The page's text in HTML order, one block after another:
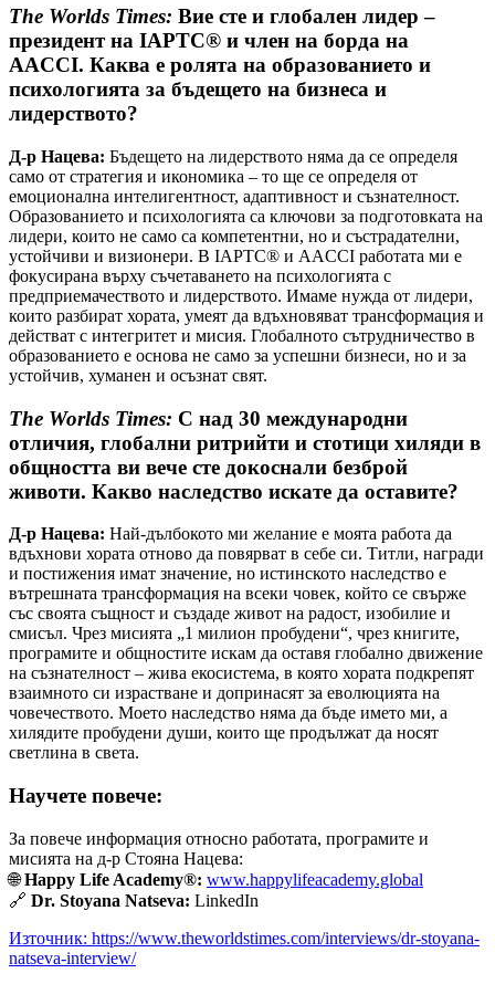
The Worlds Times: Вие сте и глобален лидер –
президент на IAPTC® и член на борда на
AACCI. Каква е ролята на образованието и
психологията за бъдещето на бизнеса и
лидерството?
Д-р Нацева: Бъдещето на лидерството няма да се определя
само от стратегия и икономика – то ще се определя от
емоционална интелигентност, адаптивност и съзнателност.
Образованието и психологията са ключови за подготовката на
лидери, които не само са компетентни, но и състрадателни,
устойчиви и визионери. В IAPTC® и AACCI работата ми е
фокусирана върху съчетаването на психологията с
предприемачеството и лидерството. Имаме нужда от лидери,
които разбират хората, умеят да вдъхновяват трансформация и
действат с интегритет и мисия. Глобалното сътрудничество в
образованието е основа не само за успешни бизнеси, но и за
устойчив, хуманен и осъзнат свят.
The Worlds Times: С над 30 международни
отличия, глобални ритрийти и стотици хиляди в
общността ви вече сте докоснали безброй
животи. Какво наследство искате да оставите?
Д-р Нацева: Най-дълбокото ми желание е моята работа да
вдъхнови хората отново да повярват в себе си. Титли, награди
и постижения имат значение, но истинското наследство е
вътрешната трансформация на всеки човек, който се свърже
със своята същност и създаде живот на радост, изобилие и
смисъл. Чрез мисията „1 милион пробудени“, чрез книгите,
програмите и общностите искам да оставя глобално движение
на съзнателност – жива екосистема, в която хората подкрепят
взаимното си израстване и допринасят за еволюцията на
човечеството. Моето наследство няма да бъде името ми, а
хилядите пробудени души, които ще продължат да носят
светлина в света.
Научете повече:
За повече информация относно работата, програмите и
мисията на д-р Стояна Нацева:
🌐Happy Life Academy®: www.happylifeacademy.global
🔗 Dr. Stoyana Natseva: LinkedIn
Източник: https://www.theworldstimes.com/interviews/dr-stoyana-
natseva-interview/